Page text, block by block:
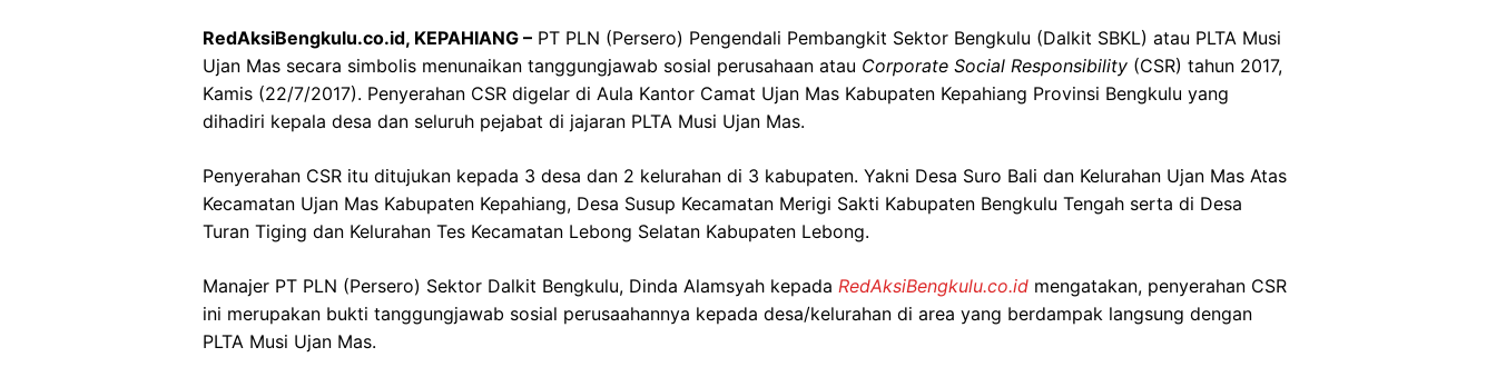
RedAksiBengkulu.co.id, KEPAHIANG – PT PLN (Persero) Pengendali Pembangkit Sektor Bengkulu (Dalkit SBKL) atau PLTA Musi
Ujan Mas secara simbolis menunaikan tanggungjawab sosial perusahaan atau Corporate Social Responsibility (CSR) tahun 2017,
Kamis (22/7/2017). Penyerahan CSR digelar di Aula Kantor Camat Ujan Mas Kabupaten Kepahiang Provinsi Bengkulu yang
dihadiri kepala desa dan seluruh pejabat di jajaran PLTA Musi Ujan Mas.
Penyerahan CSR itu ditujukan kepada 3 desa dan 2 kelurahan di 3 kabupaten. Yakni Desa Suro Bali dan Kelurahan Ujan Mas Atas
Kecamatan Ujan Mas Kabupaten Kepahiang, Desa Susup Kecamatan Merigi Sakti Kabupaten Bengkulu Tengah serta di Desa
Turan Tiging dan Kelurahan Tes Kecamatan Lebong Selatan Kabupaten Lebong.
Manajer PT PLN (Persero) Sektor Dalkit Bengkulu, Dinda Alamsyah kepada RedAksiBengkulu.co.id mengatakan, penyerahan CSR
ini merupakan bukti tanggungjawab sosial perusaahannya kepada desa/kelurahan di area yang berdampak langsung dengan
PLTA Musi Ujan Mas.